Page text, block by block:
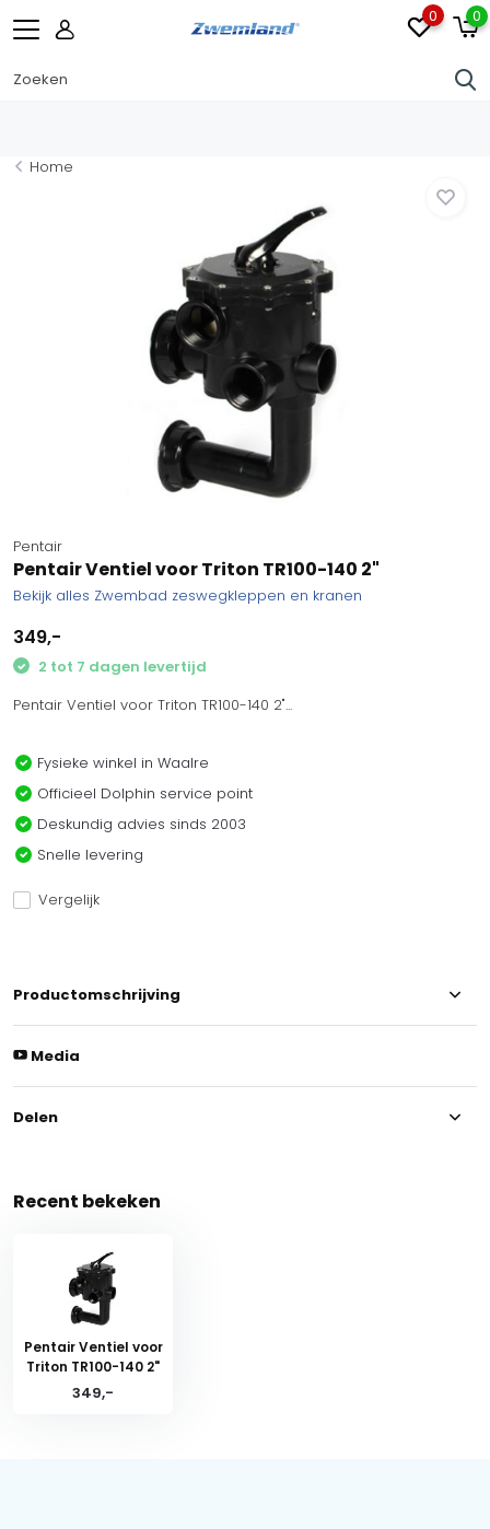
0 0
Home
Pentair
Pentair Ventiel voor Triton TR100-140 2"
Bekijk alles Zwembad zeswegkleppen en kranen
349,-
2 tot 7 dagen levertijd
Pentair Ventiel voor Triton TR100-140 2"...
Fysieke winkel in Waalre
Officieel Dolphin service point
Deskundig advies sinds 2003
Snelle levering
Vergelijk
Productomschrijving
Media
Delen
Recent bekeken
Pentair Ventiel voor
Triton TR100-140 2"
349,-